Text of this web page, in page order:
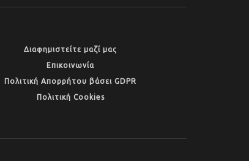
Διαφημιστείτε μαζί μας
Επικοινωνία
Πολιτική Απορρήτου βάσει GDPR
Πολιτική Cookies